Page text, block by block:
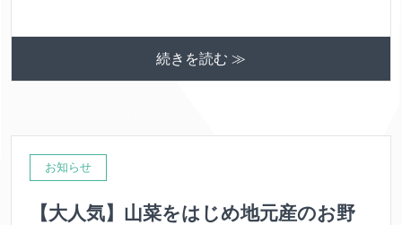
続きを読む ≫
お知らせ
【大人気】山菜をはじめ地元産のお野